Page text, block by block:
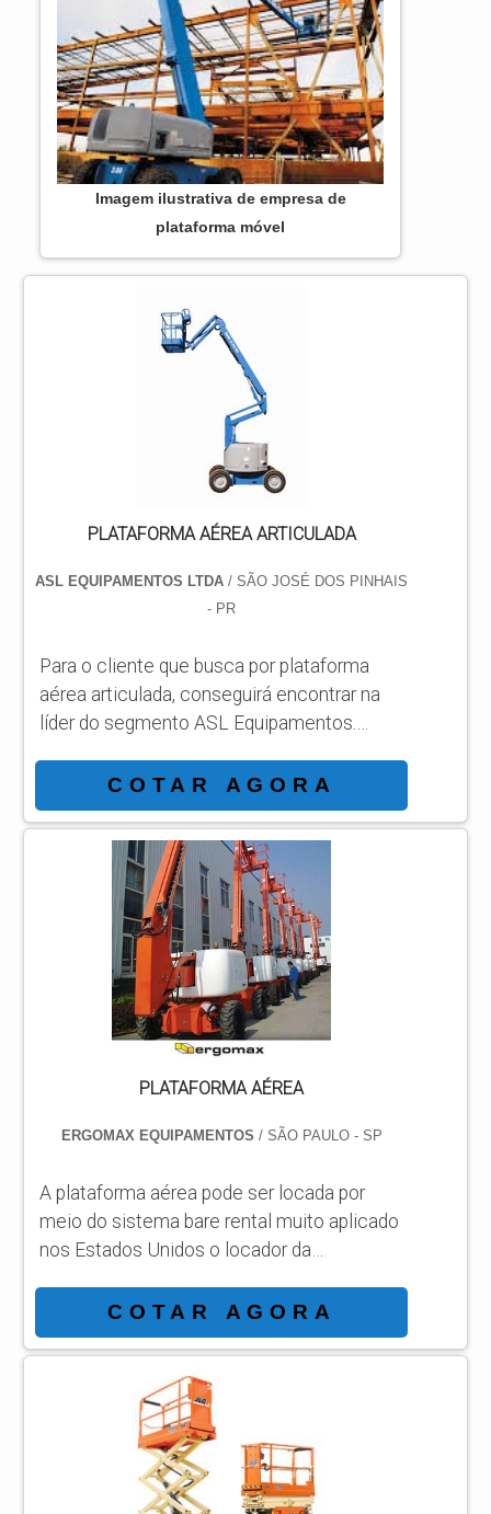
Imagem ilustrativa de empresa de
plataforma móvel
PLATAFORMA AÉREA ARTICULADA
ASL EQUIPAMENTOS LTDA/ SÃO JOSÉ DOS PINHAIS
- PR
Para o cliente que busca por plataforma
aérea articulada, conseguirá encontrar na
líder do segmento ASL Equipamentos.
própria empresa e achando a líder em
qualidade. INFORMAÇÕES SOBRE
PLATAFORMA AÉREA ARTICULADA Quem
pesquisa na internet por plataforma aérea
articulada em uma companhia inovadora,
chega até a ASL Equipamentos.
Especializada em plataformas elevatórias
móveis de trabalho e plataformas...
COTAR AGORA
PLATAFORMA AÉREA
ERGOMAX EQUIPAMENTOS / SÃO PAULO - SP
A plataforma aérea pode ser locada por
meio do sistema bare rental muito aplicado
nos Estados Unidos o locador da
propriedade podendo lançar como
despesas as faturas sem necessidade de
imobilização e se dedicar nas operações
fins de sua empresa com foco sobre o
melhor aproveitamento do uso da
plataforma locada. TIPOS DE
PLATAFORMAS AÉREAS Plataforma
articulada GTZZ18J; Plataforma telecópica
COTAR AGORA